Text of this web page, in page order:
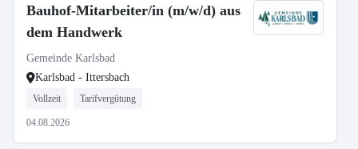
Bauhof-Mitarbeiter/in (m/w/d) aus
dem Handwerk
Gemeinde Karlsbad
Karlsbad - Ittersbach
Vollzeit Tarifvergütung
04.08.2026